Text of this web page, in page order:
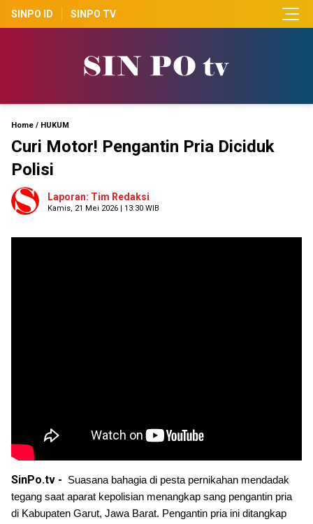
SINPO ID SINPO TV
Home / HUKUM
Curi Motor! Pengantin Pria Diciduk
Polisi
Laporan: Tim Redaksi
Kamis, 21 Mei 2026 | 13:30 WIB
SinPo.tv -
Suasana bahagia di pesta pernikahan mendadak
tegang saat aparat kepolisian menangkap sang pengantin pria
di Kabupaten Garut, Jawa Barat. Pengantin pria ini ditangkap